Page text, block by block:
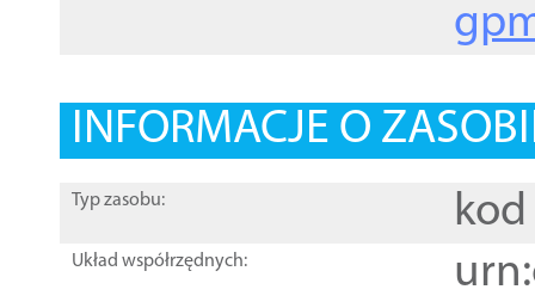
INFORMACJE O
Typ zasobu: kod
Układ współrzędnych: